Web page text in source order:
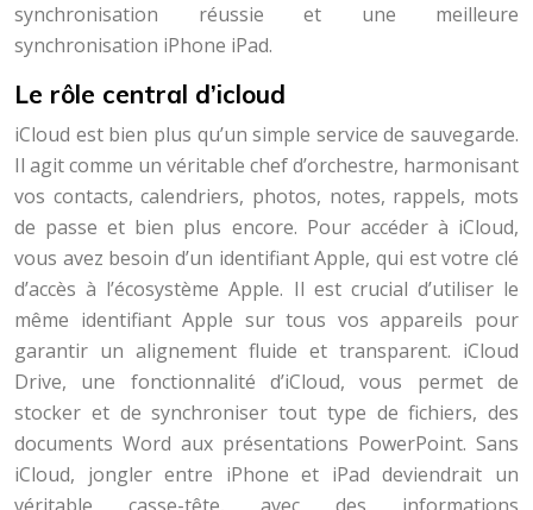
synchronisation réussie et une meilleure
synchronisation iPhone iPad.
Le rôle central d’icloud
iCloud est bien plus qu’un simple service de sauvegarde.
Il agit comme un véritable chef d’orchestre, harmonisant
vos contacts, calendriers, photos, notes, rappels, mots
de passe et bien plus encore. Pour accéder à iCloud,
vous avez besoin d’un identifiant Apple, qui est votre clé
d’accès à l’écosystème Apple. Il est crucial d’utiliser le
même identifiant Apple sur tous vos appareils pour
garantir un alignement fluide et transparent. iCloud
Drive, une fonctionnalité d’iCloud, vous permet de
stocker et de synchroniser tout type de fichiers, des
documents Word aux présentations PowerPoint. Sans
iCloud, jongler entre iPhone et iPad deviendrait un